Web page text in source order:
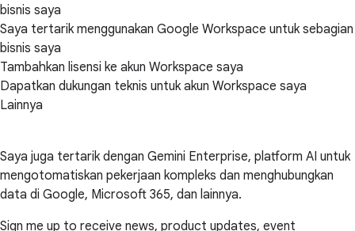
bisnis saya
Saya tertarik menggunakan Google Workspace untuk sebagian
bisnis saya
Tambahkan lisensi ke akun Workspace saya
Dapatkan dukungan teknis untuk akun Workspace saya
Lainnya
Saya juga tertarik dengan Gemini Enterprise, platform AI untuk
mengotomatiskan pekerjaan kompleks dan menghubungkan
data di Google, Microsoft 365, dan lainnya.
Sign me up to receive news, product updates, event